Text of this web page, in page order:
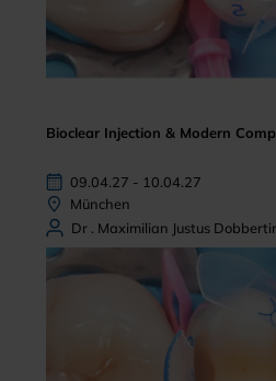
Bioclear Injection & Modern
09.04.27 - 10.04.27
München
Dr . Maximilian Justus